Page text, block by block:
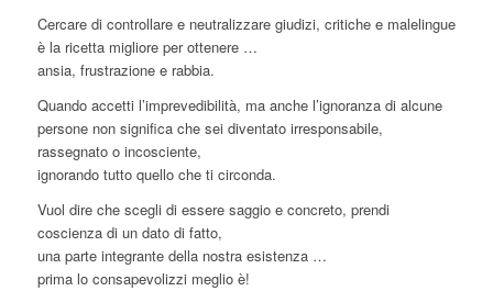
Cercare di controllare e neutralizzare giudizi, critiche e malelingue
è la ricetta migliore per ottenere …
ansia, frustrazione e rabbia.
Quando accetti l’imprevedibilità, ma anche l’ignoranza di alcune
persone non significa che sei diventato irresponsabile,
rassegnato o incosciente,
ignorando tutto quello che ti circonda.
Vuol dire che scegli di essere saggio e concreto, prendi
coscienza di un dato di fatto,
una parte integrante della nostra esistenza …
prima lo consapevolizzi meglio è!